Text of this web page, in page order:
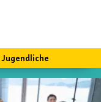
Jugendliche